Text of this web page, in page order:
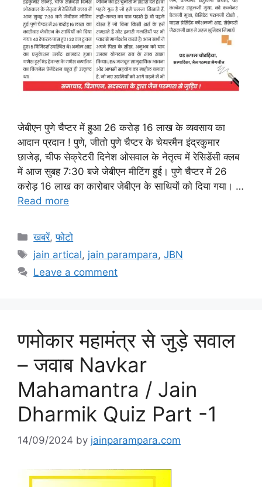
जेबीएन पुणे चैप्टर में हुआ 26 करोड़ 16 लाख के व्यवसाय का
आदान प्रदान ! पुणे, जीतो पुणे चैप्टर के चेयरमैन इंद्रकुमार
छाजेड़, चीफ सेक्रेटरी दिनेश ओसवाल के नेतृत्व में रेसिडेंसी क्लब
में आज सुबह 7:30 बजे जेबीएन मीटिंग हुई। पुणे चैप्टर में 26
करोड़ 16 लाख का कारोबार जेबीएन के साथियों को दिया गया। …
Read more
Categories
खबरें,फोटो
Tags
jain artical, jain parampara,JBN
Leave a comment
णमोकार महामंत्र से जुड़े सवाल
– जवाब Navkar
Mahamantra / Jain
Dharmik Quiz Part -1
14/09/2024 by jainparampara.com